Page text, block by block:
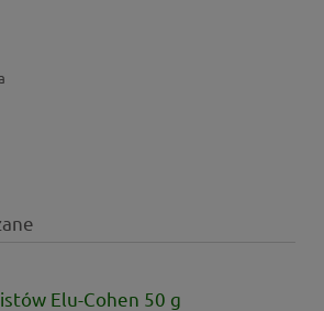
Elu-Cohen 50 g